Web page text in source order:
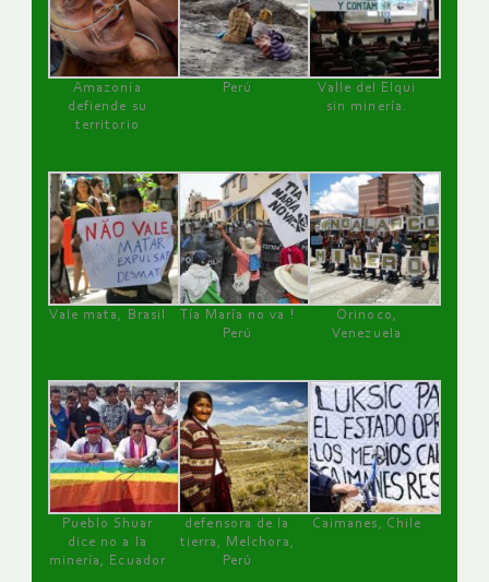
Amazonía
defiende su
territorio
Perú
Valle del Elqui
sin minería.
Vale mata, Brasil
Tía María no va !
Perú
Orinoco,
Venezuela
Pueblo Shuar
dice no a la
minería, Ecuador
defensora de la
tierra, Melchora,
Perú
Caimanes, Chile